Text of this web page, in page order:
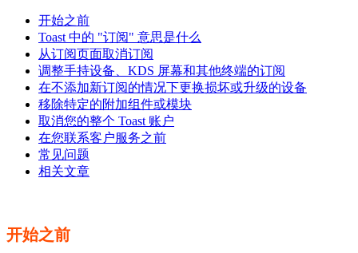
开始之前
Toast 中的 "订阅" 意思是什么
从订阅页面取消订阅
调整手持设备、KDS 屏幕和其他终端的订阅
在不添加新订阅的情况下更换损坏或升级的设备
移除特定的附加组件或模块
取消您的整个 Toast 账户
在您联系客户服务之前
常见问题
相关文章
开始之前